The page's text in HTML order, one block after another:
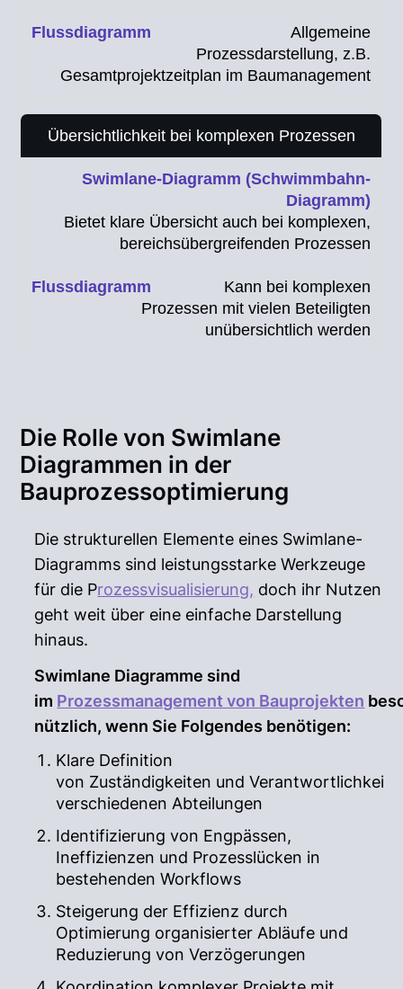
Allgemeine
Prozessdarstellung, z.B.
Gesamtprojektzeitplan im Baumanagement
Übersichtlichkeit bei komplexen Prozessen
Bietet klare Übersicht auch bei komplexen,
bereichsübergreifenden Prozessen
Kann bei komplexen
Prozessen mit vielen Beteiligten
unübersichtlich werden
Die Rolle von Swimlane
Diagrammen in der
Bauprozessoptimierung
Die strukturellen Elemente eines Swimlane-
Diagramms sind leistungsstarke Werkzeuge
für die Prozessvisualisierung, doch ihr Nutzen
geht weit über eine einfache Darstellung
hinaus.
Swimlane Diagramme sind
im Prozessmanagement von Bauprojekten
nützlich, wenn Sie Folgendes benötigen:
Klare Definition
von Zuständigkeiten und
verschiedenen Abteilungen
Identifizierung von Engpässen,
Ineffizienzen und Prozesslücken in
bestehenden Workflows
Steigerung der Effizienz durch
Optimierung organisierter Abläufe und
Reduzierung von Verzögerungen